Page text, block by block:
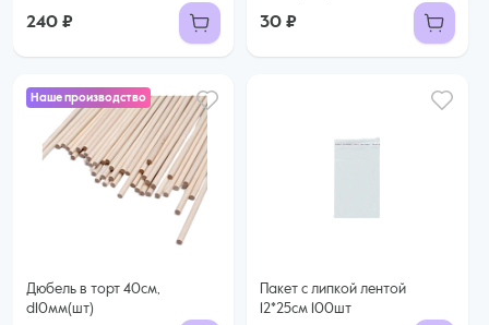
240 ₽ 30 ₽
Наше производство
Дюбель в торт 40см,
d10мм(шт)
Пакет с липкой лентой
12*25см 100шт